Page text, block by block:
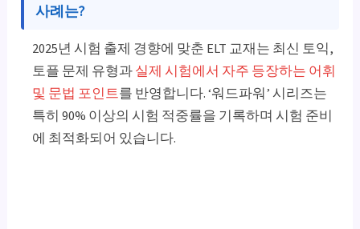
사례는?
2025년 시험 출제 경향에 맞춘 ELT 교재는 최신 토익,
토플 문제 유형과실제 시험에서 자주 등장하는 어휘
및 문법 포인트를 반영합니다. ‘워드파워’ 시리즈는
특히 90% 이상의 시험 적중률을 기록하며 시험 준비
에 최적화되어 있습니다.